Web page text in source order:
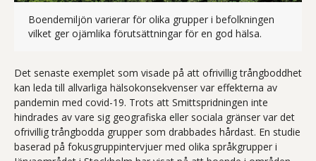
Boendemiljön varierar för olika grupper i befolkningen
vilket ger ojämlika förutsättningar för en god hälsa.
Det senaste exemplet som visade på att ofrivillig trångboddhet
kan leda till allvarliga hälsokonsekvenser var effekterna av
pandemin med covid-19. Trots att Smittspridningen inte
hindrades av vare sig geografiska eller sociala gränser var det
ofrivillig trångbodda grupper som drabbades hårdast. En studie
baserad på fokusgruppintervjuer med olika språkgrupper i